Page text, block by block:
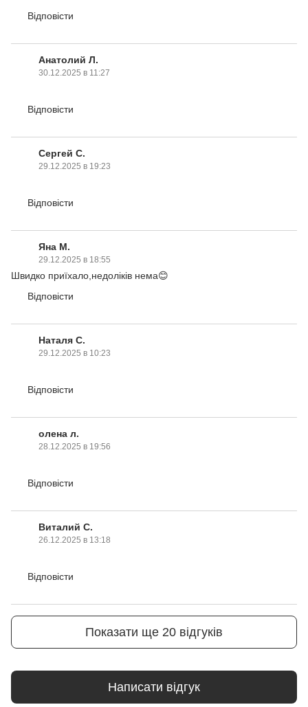
Відповісти
Анатолий Л.
30.12.2025 в 11:27
Відповісти
Сергей С.
29.12.2025 в 19:23
Відповісти
Яна М.
29.12.2025 в 18:55
Швидко приїхало,недоліків нема😊
Відповісти
Наталя С.
29.12.2025 в 10:23
Відповісти
олена л.
28.12.2025 в 19:56
Відповісти
Виталий С.
26.12.2025 в 13:18
Відповісти
Показати ще 20 відгуків
Написати відгук